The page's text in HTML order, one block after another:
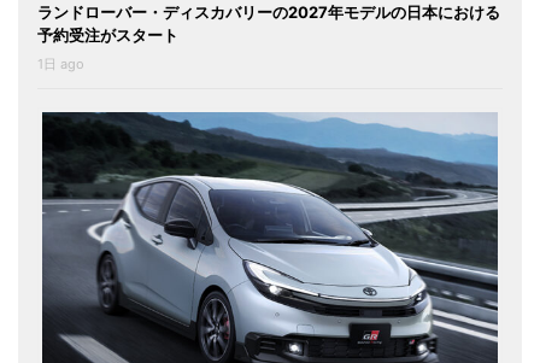
ランドローバー・ディスカバリーの2027年モデルの日本における
予約受注がスタート
1日 ago